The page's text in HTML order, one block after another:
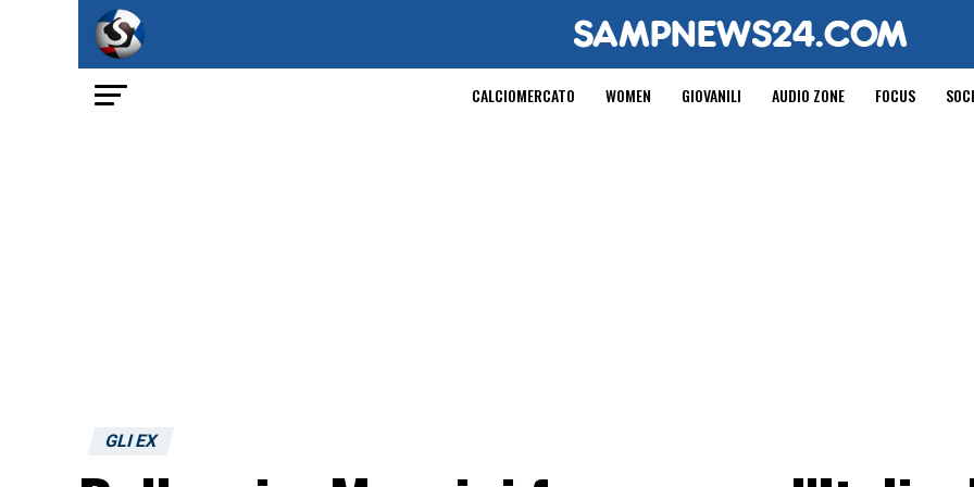
CALCIOMERCATO WOMEN GIOVANILI AUDIO ZONE FOCUS
GLI EX